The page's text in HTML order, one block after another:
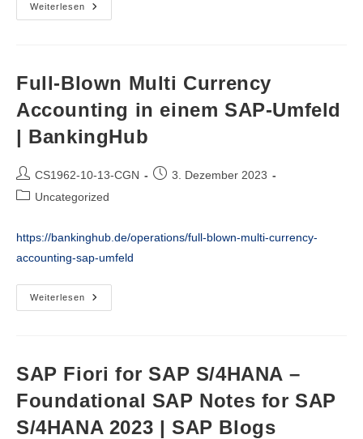
Weiterlesen
CAP
With
Actions,
Expressions
|
SAP
Blogs
Full-Blown Multi Currency
Accounting in einem SAP-Umfeld
| BankingHub
Beitrags-
Autor:
CS1962-10-13-CGN
Beitrag3. Dezember 2023
Beitrags-
Uncategorized
https://bankinghub.de/operations/full-blown-multi-currency-
accounting-sap-umfeld
Weiterlesen
Full-
Blown
Einem
SAP-
|
BankingHub
SAP Fiori for SAP S/4HANA –
Foundational SAP Notes for SAP
S/4HANA 2023 | SAP Blogs